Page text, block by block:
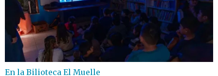
En la Bilioteca El Muelle